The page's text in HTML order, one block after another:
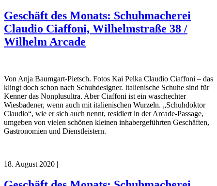
Geschäft des Monats: Schuhmacherei
Claudio Ciaffoni, Wilhelmstraße 38 /
Wilhelm Arcade
Von Anja Baumgart-Pietsch. Fotos Kai Pelka Claudio Ciaffoni – das
klingt doch schon nach Schuhdesigner. Italienische Schuhe sind für
Kenner das Nonplusultra. Aber Ciaffoni ist ein waschechter
Wiesbadener, wenn auch mit italienischen Wurzeln. „Schuhdoktor
Claudio“, wie er sich auch nennt, residiert in der Arcade-Passage,
umgeben von vielen schönen kleinen inhabergeführten Geschäften,
Gastronomien und Dienstleistern.
18. August 2020 |